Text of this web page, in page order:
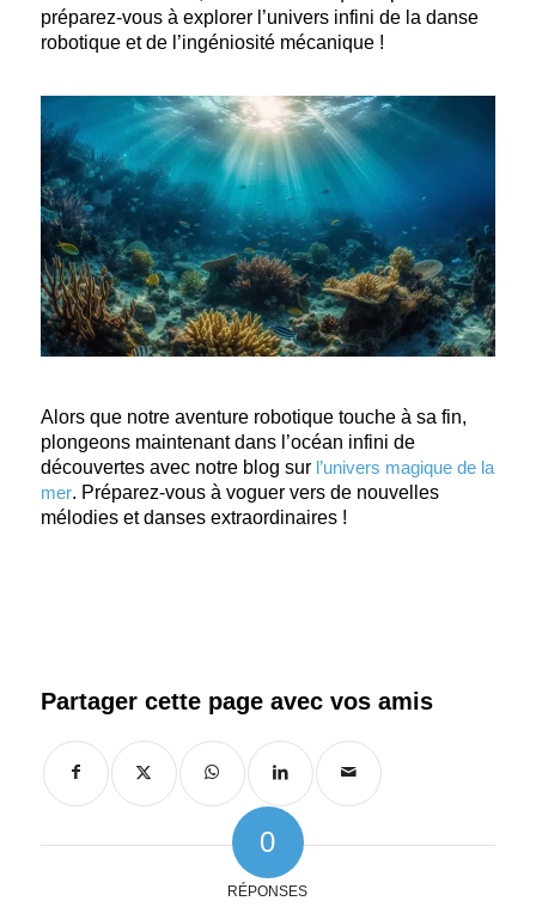
préparez-vous à explorer l’univers infini de la danse
robotique et de l’ingéniosité mécanique !
Alors que notre aventure robotique touche à sa fin,
plongeons maintenant dans l’océan infini de
découvertes avec notre blog sur l’univers magique de la
mer. Préparez-vous à voguer vers de nouvelles
mélodies et danses extraordinaires !
0
RÉPONSES